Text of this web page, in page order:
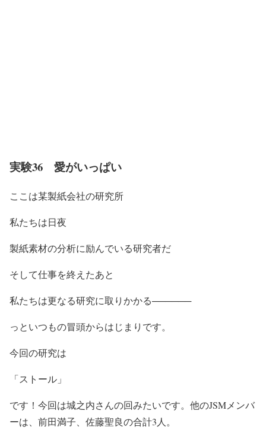
実験36 愛がいっぱい
ここは某製紙会社の研究所
私たちは日夜
製紙素材の分析に励んでいる研究者だ
そして仕事を終えたあと
私たちは更なる研究に取りかかる──────
っといつもの冒頭からはじまりです。
今回の研究は
「ストール」
です！今回は城之内さんの回みたいです。他のJSMメンバ
ーは、前田満子、佐藤聖良の合計3人。